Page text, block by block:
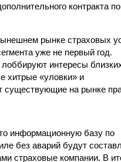
контракта по
рынке страховых
уже не первый год.
интересы
хитрые «уловки» и
существующие на рынке
информационную базу по
без аварий будут
страховые компании. В